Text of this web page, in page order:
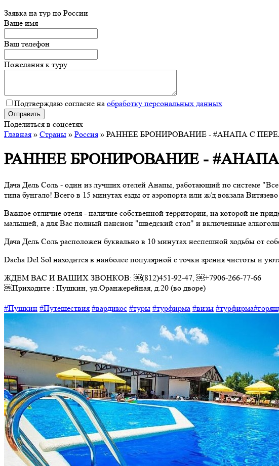
Заявка на тур по России
Ваше имя
Ваш телефон
Пожелания к туру
Подтверждаю согласие на обработку персональных данных
Поделиться в соцсетях
Главная » Страны » Россия » РАННЕЕ БРОНИРОВАНИЕ - #АНАПА С
РАННЕЕ БРОНИРОВАНИЕ -
Дача Дель Соль - один из лучших отелей Анапы, работающий по системе
типа бунгало! Всего в 15 минутах езды от аэропорта или ж/д вокзала
Важное отличие отеля - наличие собственной территории, на которой не
малышей, а для Вас полный пансион "шведский стол" и включенные
Дача Дель Соль расположен буквально в 10 минутах неспешной ходьбы от
Dacha Del Sol находится в наиболее популярной с точки зрения чистоты и
ЖДЕМ ВАС И ВАШИХ ЗВОНКОВ: ￼(812)451-92-47, ￼+7906-266-77-66
￼Приходите : Пушкин, ул.Оранжерейная, д.20 (во дворе)
#Пушкин #Путешествия #вардикос #туры #турфирма #визы #турфирма